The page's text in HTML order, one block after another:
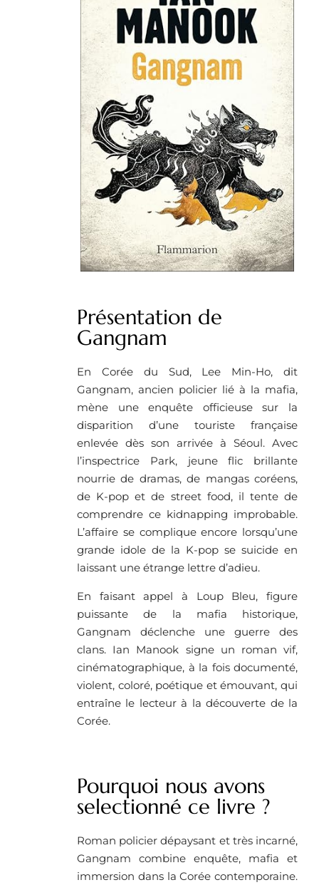
Présentation de
Gangnam
En Corée du Sud, Lee Min-Ho, dit
Gangnam, ancien policier lié à la mafia,
mène une enquête officieuse sur la
disparition d’une touriste française
enlevée dès son arrivée à Séoul. Avec
l’inspectrice Park, jeune flic brillante
nourrie de dramas, de mangas coréens,
de K-pop et de street food, il tente de
comprendre ce kidnapping improbable.
L’affaire se complique encore lorsqu’une
grande idole de la K-pop se suicide en
laissant une étrange lettre d’adieu.
En faisant appel à Loup Bleu, figure
puissante de la mafia historique,
Gangnam déclenche une guerre des
clans. Ian Manook signe un roman vif,
cinématographique, à la fois documenté,
violent, coloré, poétique et émouvant, qui
entraîne le lecteur à la découverte de la
Corée.
Pourquoi nous avons
selectionné ce livre ? ​
Roman policier dépaysant et très incarné,
Gangnam combine enquête, mafia et
immersion dans la Corée contemporaine.